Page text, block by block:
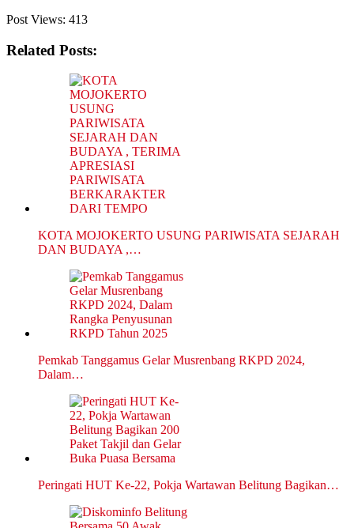
Post Views: 413
Related Posts:
KOTA MOJOKERTO USUNG PARIWISATA SEJARAH
DAN BUDAYA ,…
Pemkab Tanggamus Gelar Musrenbang RKPD 2024,
Dalam…
Peringati HUT Ke-22, Pokja Wartawan Belitung Bagikan…